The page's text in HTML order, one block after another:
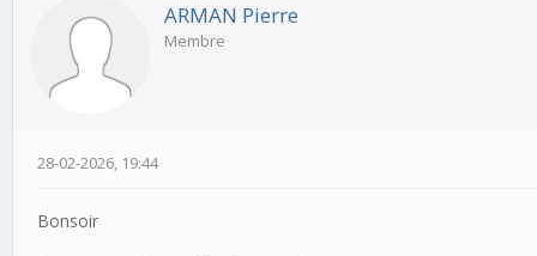
ARMAN Pierre
Membre
28-02-2026, 19:44
Bonsoir